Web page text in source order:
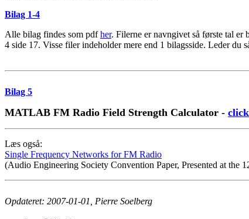
Bilag 1-4
Alle bilag findes som pdfher. Filerne er navngivet så første tal er
4 side 17. Visse filer indeholder mere end 1 bilagsside. Leder du
Bilag 5
MATLAB FM Radio Field Strength Calculator -
Læs også:
Single Frequency Networks for FM Radio
(Audio Engineering Society Convention Paper, Presented at the
Opdateret: 2007-01-01, Pierre Soelberg